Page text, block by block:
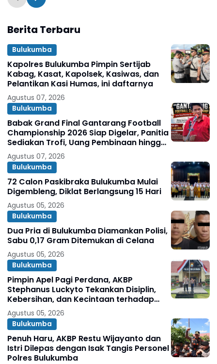
Berita Terbaru
Bulukumba
Kapolres Bulukumba Pimpin Sertijab
Kabag, Kasat, Kapolsek, Kasiwas, dan
Pelantikan Kasi Humas, ini daftarnya
Agustus 07, 2026
Bulukumba
Babak Grand Final Gantarang Football
Championship 2026 Siap Digelar, Panitia
Sediakan Trofi, Uang Pembinaan hingga
Penghargaan Individu
Agustus 07, 2026
Bulukumba
72 Calon Paskibraka Bulukumba Mulai
Digembleng, Diklat Berlangsung 15 Hari
Agustus 05, 2026
Bulukumba
Dua Pria di Bulukumba Diamankan Polisi,
Sabu 0,17 Gram Ditemukan di Celana
Agustus 05, 2026
Bulukumba
Pimpin Apel Pagi Perdana, AKBP
Stephanus Luckyto Tekankan Disiplin,
Kebersihan, dan Kecintaan terhadap
Organisasi
Agustus 05, 2026
Bulukumba
Penuh Haru, AKBP Restu Wijayanto dan
Istri Dilepas dengan Isak Tangis Personel
Polres Bulukumba